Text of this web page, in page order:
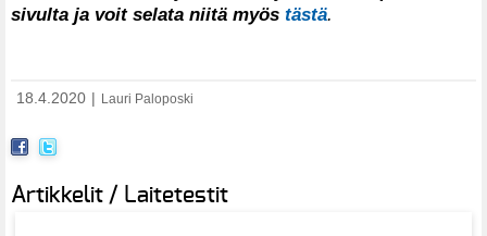
sivulta ja voit selata niitä myös tästä.
18.4.2020 Lauri Paloposki
Artikkelit / Laitetestit